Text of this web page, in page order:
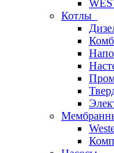
Котлы